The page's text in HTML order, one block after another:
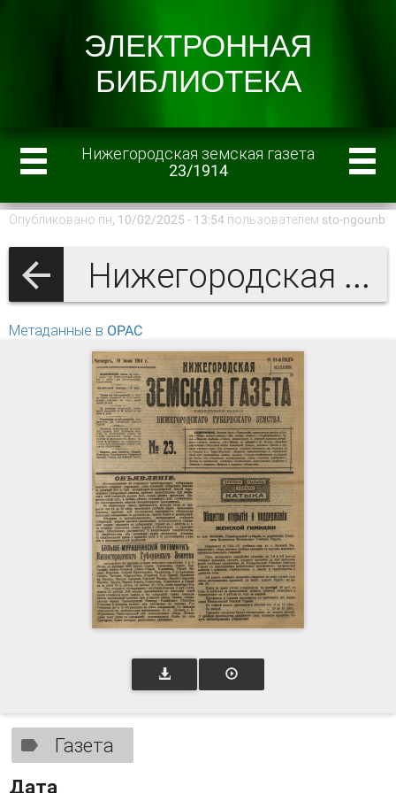
Нижегородская земская газета
23/1914
Опубликовано пн, 10/02/2025 - 13:54 пользователем sto-ngounb
Нижегородская земская газета 1914 г.
Метаданные в OPAC
Газета
Дата